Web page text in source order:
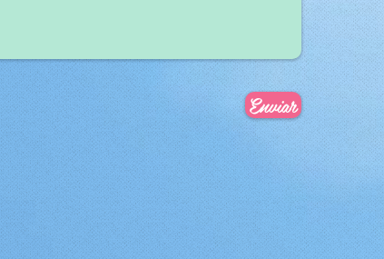
Enviar